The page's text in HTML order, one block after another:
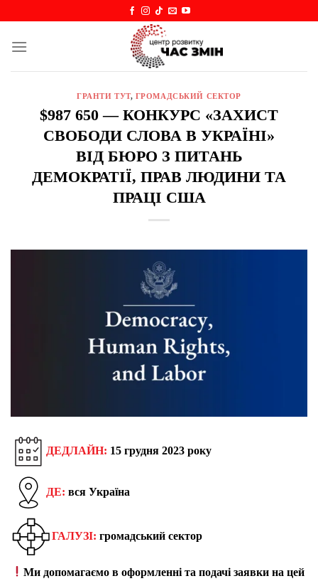
content
ГРАНТИ ТУТ, ГРОМАДСЬКИЙ СЕКТОР
$987 650 — КОНКУРС «ЗАХИСТ
СВОБОДИ СЛОВА В УКРАЇНІ»
ВІД БЮРО З ПИТАНЬ
ДЕМОКРАТІЇ, ПРАВ ЛЮДИНИ ТА
ПРАЦІ США
ДЕДЛАЙН: 15 грудня 2023 року
ДЕ: вся Україна
ГАЛУЗІ: громадський сектор
Ми допомагаємо в оформленні та подачі заявки на цей